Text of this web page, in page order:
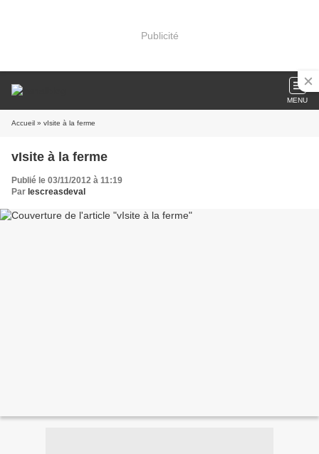
Publicité
MENU
Accueil » vIsite à la ferme
vIsite à la ferme
Publié le 03/11/2012 à 11:19
Par lescreasdeval